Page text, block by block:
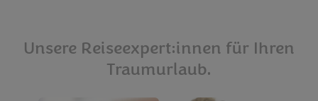
Unsere Reiseexpert:innen für Ihren
Traumurlaub.